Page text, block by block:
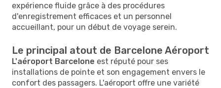
expérience fluide grâce à des procédures
d'enregistrement efficaces et un personnel
accueillant, pour un début de voyage serein.
Le principal atout de Barcelone Aéroport
L'aéroport Barcelone est réputé pour ses
installations de pointe et son engagement envers le
confort des passagers. L'aéroport offre une variété